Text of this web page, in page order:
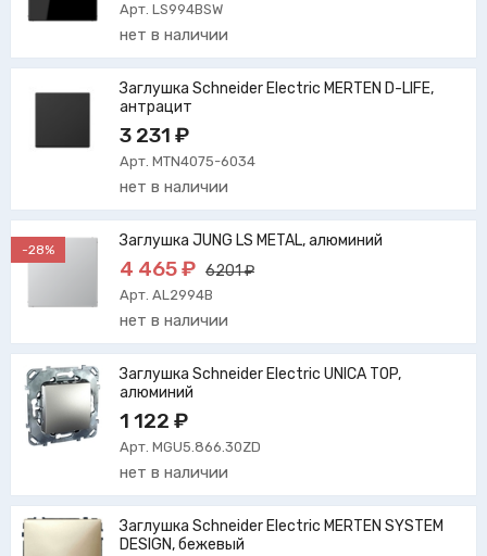
Арт. LS994BSW
нет в наличии
Заглушка Schneider Electric MERTEN D-LIFE,
антрацит
3 231 ₽
Арт. MTN4075-6034
нет в наличии
-28% Заглушка JUNG LS METAL, алюминий
4 465 ₽ 6201 ₽
Арт. AL2994B
нет в наличии
Заглушка Schneider Electric UNICA TOP,
алюминий
1 122 ₽
Арт. MGU5.866.30ZD
нет в наличии
Заглушка Schneider Electric MERTEN SYSTEM
DESIGN, бежевый